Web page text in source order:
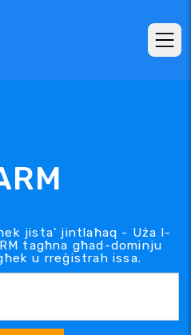
jista' jintlaħaq - Uża l-
tagħna għad-dominju
u rreġistrah issa.